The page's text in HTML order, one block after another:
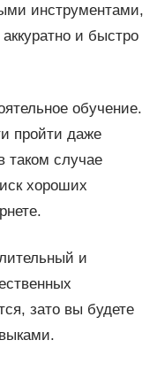
инструментами,
и быстро
обучение.
пройти даже
таком случае
хороших
и
зато вы будете